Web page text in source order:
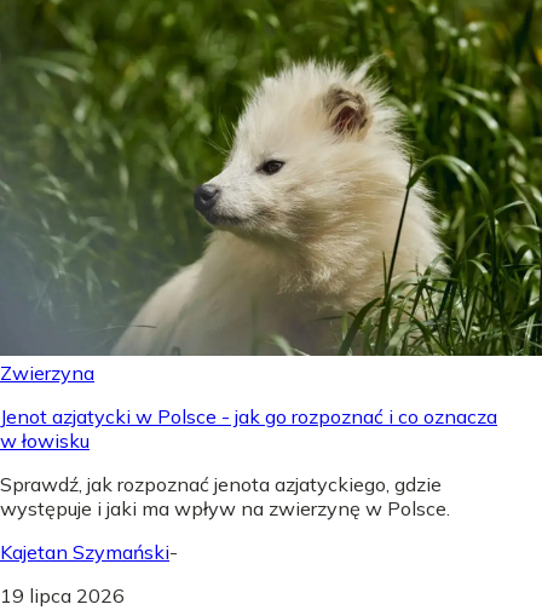
Zwierzyna
Jenot azjatycki w Polsce - jak go rozpoznać i co oznacza
w łowisku
Sprawdź, jak rozpoznać jenota azjatyckiego, gdzie
występuje i jaki ma wpływ na zwierzynę w Polsce.
Kajetan Szymański-
19 lipca 2026